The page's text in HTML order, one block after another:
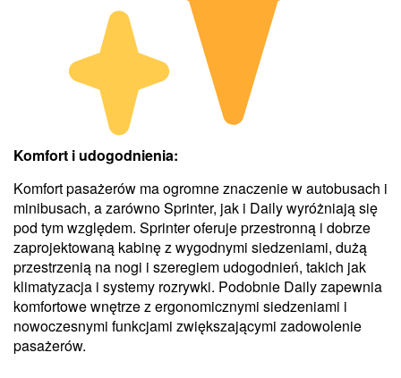
Komfort i udogodnienia:
Komfort pasażerów ma ogromne znaczenie w autobusach i
minibusach, a zarówno Sprinter, jak i Daily wyróżniają się
pod tym względem. Sprinter oferuje przestronną i dobrze
zaprojektowaną kabinę z wygodnymi siedzeniami, dużą
przestrzenią na nogi i szeregiem udogodnień, takich jak
klimatyzacja i systemy rozrywki. Podobnie Daily zapewnia
komfortowe wnętrze z ergonomicznymi siedzeniami i
nowoczesnymi funkcjami zwiększającymi zadowolenie
pasażerów.